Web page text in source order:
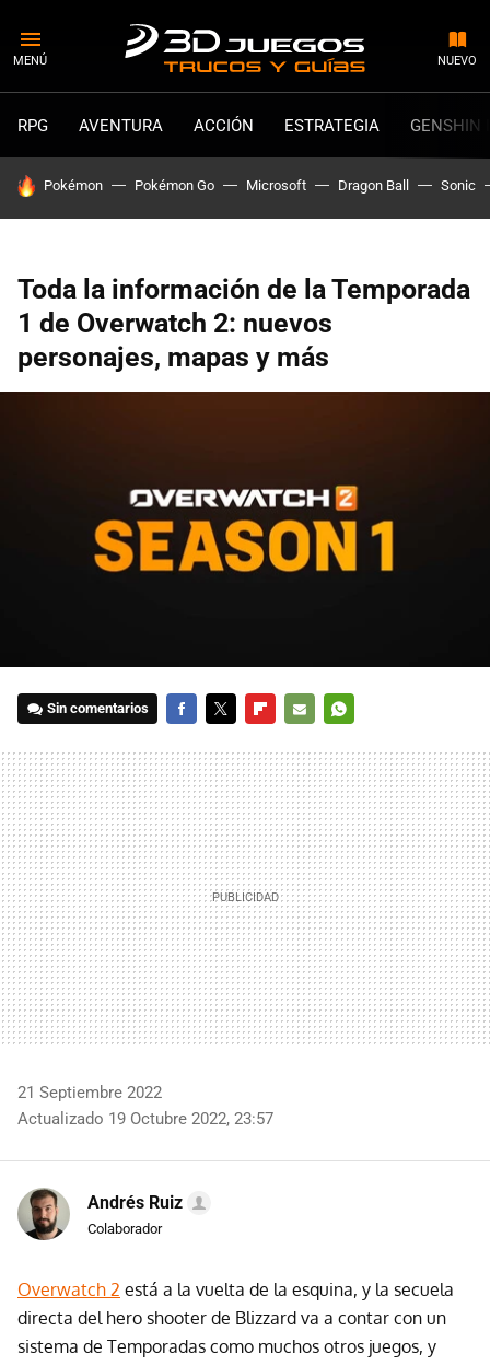
MENÚ NUEVO
RPG AVENTURA ACCIÓN ESTRATEGIA GENSHIN
HOY SE HABLA DE
Pokémon Pokémon Go Microsoft Dragon Ball Sonic
Toda la información de la Temporada
1 de Overwatch 2: nuevos
personajes, mapas y más
Sin comentarios
MAIL
21 Septiembre 2022
Actualizado 19 Octubre 2022, 23:57
Andrés Ruiz
Colaborador
Overwatch 2 está a la vuelta de la esquina, y la secuela
directa del hero shooter de Blizzard va a contar con un
sistema de Temporadas como muchos otros juegos, y